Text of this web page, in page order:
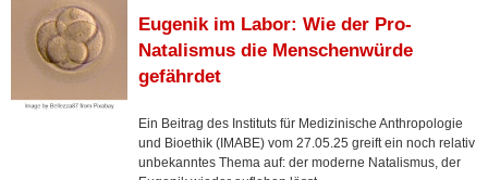
Eugenik im Labor: Wie der Pro-
Natalismus die Menschenwürde
gefährdet
Ein Beitrag des Instituts für Medizinische Anthropologie
und Bioethik (IMABE) vom 27.05.25 greift ein noch relativ
unbekanntes Thema auf: der moderne Natalismus, der